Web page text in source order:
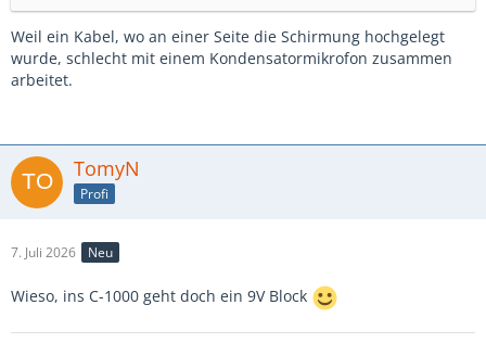
Weil ein Kabel, wo an einer Seite die Schirmung hochgelegt
wurde, schlecht mit einem Kondensatormikrofon zusammen
arbeitet.
TomyN
Profi
7. Juli 2026 Neu
Wieso, ins C-1000 geht doch ein 9V Block